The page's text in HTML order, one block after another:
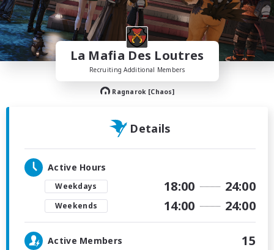
La Mafia Des Loutres
Recruiting Additional Members
Ragnarok [Chaos]
Details
Active Hours
Weekdays 18:00 24:00
Weekends 14:00 24:00
Active Members 15